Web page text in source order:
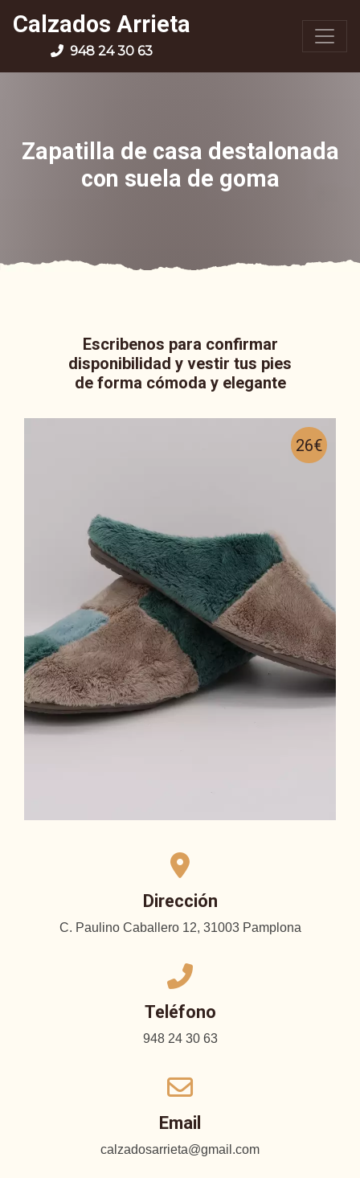
Calzados Arrieta
948 24 30 63
Zapatilla de casa destalonada
con suela de goma
Escribenos para confirmar
disponibilidad y vestir tus pies
de forma cómoda y elegante
26€
Dirección
C. Paulino Caballero 12, 31003 Pamplona
Teléfono
948 24 30 63
Email
calzadosarrieta@gmail.com